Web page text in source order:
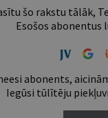
šo rakstu tālāk,
Esošos abonentus
abonents,
Iegūsi tūlītēju